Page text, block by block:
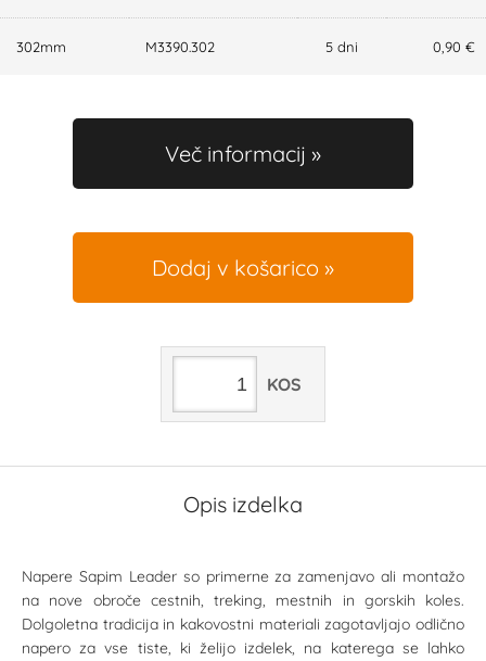
302mm M3390.302 5 dni 0,90 €
Več informacij
Dodaj v košarico
KOS
Opis izdelka
Napere Sapim Leader so primerne za zamenjavo ali montažo
na nove obroče cestnih, treking, mestnih in gorskih koles.
Dolgoletna tradicija in kakovostni materiali zagotavljajo odlično
napero za vse tiste, ki želijo izdelek, na katerega se lahko